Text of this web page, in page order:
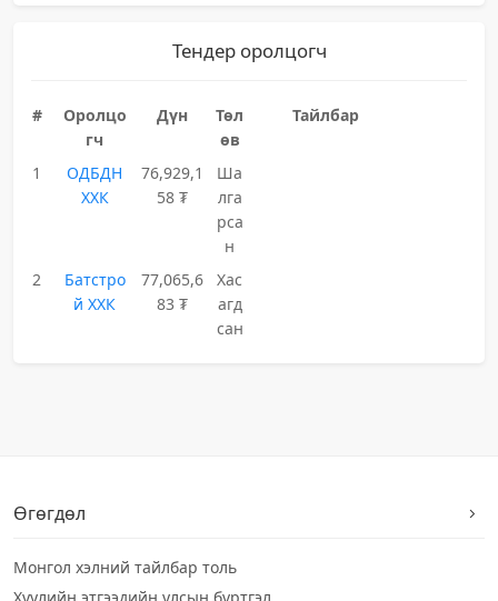
Тендер оролцогч
#
Оролцо
гч
Дүн
Төл
өв
Тайлбар
1
ОДБДН
ХХК
76,929,1
58 ₮
Ша
лга
рса
н
2
Батстро
й ХХК
77,065,6
83 ₮
Хас
агд
сан
Өгөгдөл
Монгол хэлний тайлбар толь